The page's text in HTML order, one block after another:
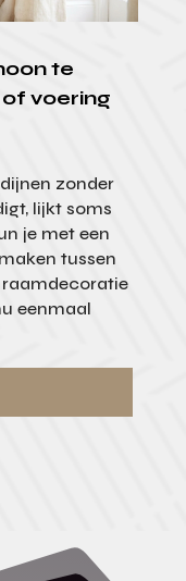
te
voering
zonder
lijkt soms
je met een
tussen
raamdecoratie
eenmaal